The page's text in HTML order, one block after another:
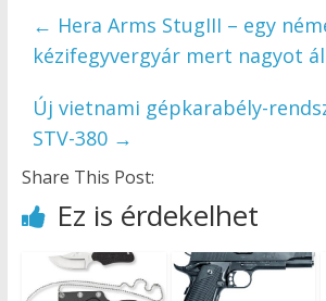
← Hera Arms StugIII – egy
kézifegyvergyár mert nagyot
Új vietnami gépkarabély-
STV-380 →
Share This Post:
Ez is érdekelhet